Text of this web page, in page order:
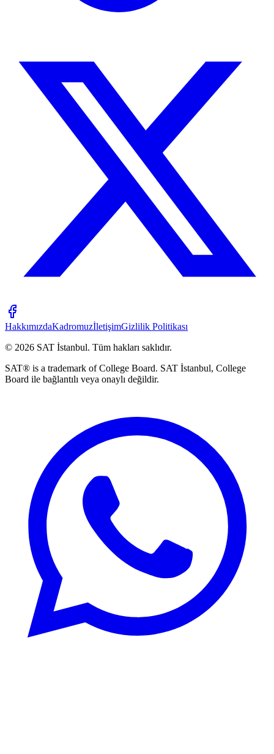
HakkımızdaKadromuzİletişimGizlilik Politikası
© 2026 SAT İstanbul. Tüm hakları saklıdır.
SAT® is a trademark of College Board. SAT İstanbul, College
Board ile bağlantılı veya onaylı değildir.